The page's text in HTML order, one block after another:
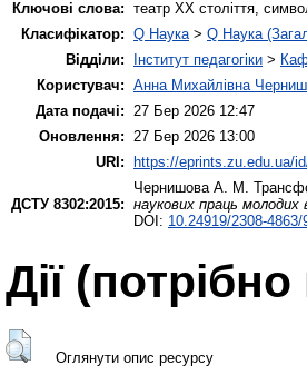
Ключові слова: театр XX століття,
Класифікатор: Q Наука > Q Наука
Відділи:
Інститут педагогіки >
Користувач: Анна Михайлівна
Дата подачі:
27 Бер 2026 12:47
Оновлення:
27 Бер 2026 13:00
URI: https://eprints.zu.edu.ua/
ДСТУ 8302:2015:
Чернишова А. М.
наукових праць молодих
DOI: 10.24919/2308-4863/
Дії
Оглянути опис ресурсу